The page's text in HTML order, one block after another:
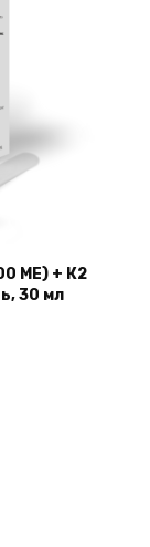
МЕ) + К2
30 мл